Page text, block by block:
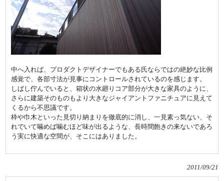
中へ入れば、プロダクトデザイナーでもある氏ならではの絶妙な比例
感覚で、各部寸法が見事にコントロールされているのを感じます。
しばし佇んでいると、箱状の水廻りコア部分が大きな家具のように、
さらに建築そのものもより大きなジャイアントファニチュアに見えて
くるから不思議です。
枠や巾木といった見切り納まりを徹底的に消し、一見素っ気ない、そ
れでいて噛めば噛むほど味が出るような、長時間飽きの来ないであろ
う実に快適な空間が、そこにはありました。
2011/09/21